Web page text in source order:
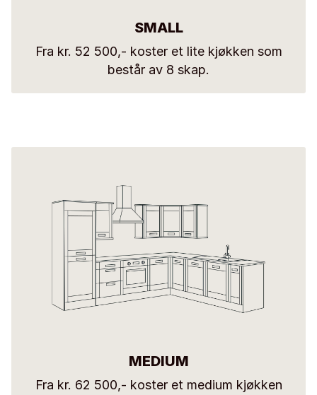
SMALL
Fra kr. 52 500,- koster et lite kjøkken som
består av 8 skap.
MEDIUM
Fra kr. 62 500,- koster et medium kjøkken